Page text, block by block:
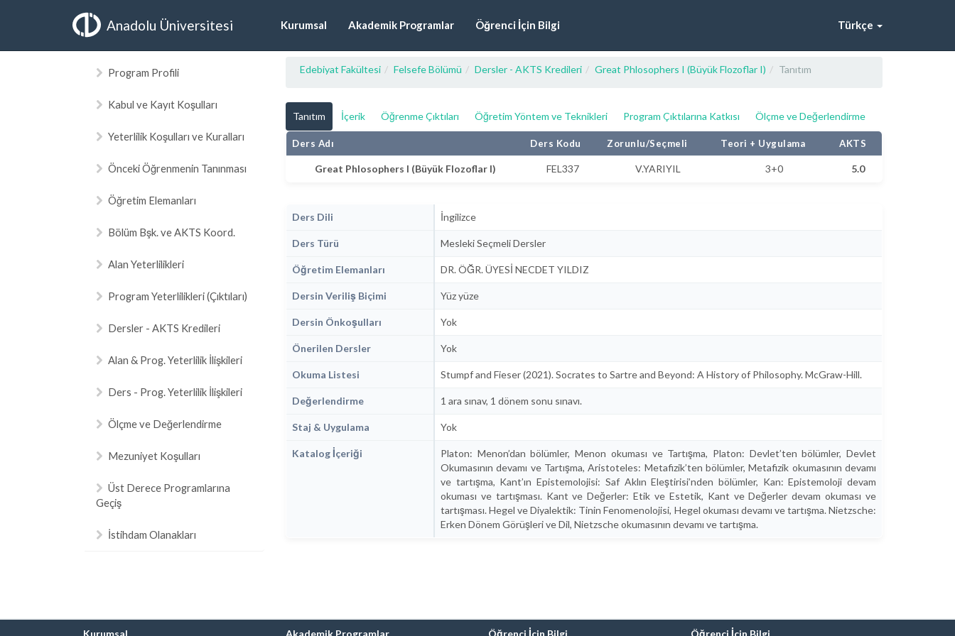
Anadolu Üniversitesi Kurumsal Akademik Programlar Öğrenci İçin Bilgi Türkçe
Program Profili
Kabul ve Kayıt Koşulları
Yeterlilik Koşulları ve Kuralları
Önceki Öğrenmenin Tanınması
Öğretim Elemanları
Bölüm Bşk. ve AKTS Koord.
Alan Yeterlilikleri
Program Yeterlilikleri (Çıktıları)
Dersler - AKTS Kredileri
Alan & Prog. Yeterlilik İlişkileri
Ders - Prog. Yeterlilik İlişkileri
Ölçme ve Değerlendirme
Mezuniyet Koşulları
Üst Derece Programlarına
Geçiş
İstihdam Olanakları
Edebiyat Fakültesi Felsefe Bölümü Dersler - AKTS Kredileri Great Phlosophers I (Büyük Flozoflar I) Tanıtım
Tanıtım İçerik Öğrenme Çıktıları Öğretim Yöntem ve Teknikleri Program Çıktılarına Katkısı Ölçme ve Değerlendirme
Ders Adı Ders Kodu Zorunlu/Seçmeli Teori + Uygulama AKTS
Great Phlosophers I (Büyük Flozoflar I) FEL337 V.YARIYIL 3+0 5.0
Ders Dili İngilizce
Ders Türü Mesleki Seçmeli Dersler
Öğretim Elemanları DR. ÖĞR. ÜYESİ NECDET YILDIZ
Dersin Veriliş Biçimi Yüz yüze
Dersin Önkoşulları Yok
Önerilen Dersler Yok
Okuma Listesi Stumpf and Fieser (2021). Socrates to Sartre and Beyond: A History of Philosophy. McGraw-Hill.
Değerlendirme 1 ara sınav, 1 dönem sonu sınavı.
Staj & Uygulama Yok
Katalog İçeriği
Platon: Menon’dan bölümler, Menon okuması ve Tartışma, Platon: Devlet’ten bölümler, Devlet
Okumasının devamı ve Tartışma, Aristoteles: Metafizik’ten bölümler, Metafizik okumasının devamı
ve tartışma, Kant’ın Epistemolojisi: Saf Aklın Eleştirisi’nden bölümler, Kan: Epistemoloji devam
okuması ve tartışması. Kant ve Değerler: Etik ve Estetik, Kant ve Değerler devam okuması ve
tartışması. Hegel ve Diyalektik: Tinin Fenomenolojisi, Hegel okuması devamı ve tartışma. Nietzsche:
Erken Dönem Görüşleri ve Dil, Nietzsche okumasının devamı ve tartışma.
Kurumsal Akademik Programlar Öğrenci İçin Bilgi Öğrenci İçin Bilgi